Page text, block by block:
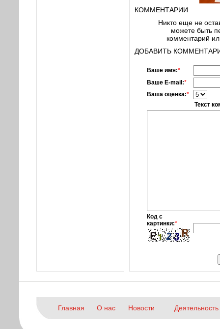
КОММЕНТАРИИ
Никто еще не
можете быть
комментарий
ДОБАВИТЬ
Ваше имя:*
Ваше E-mail:*
Ваша оценка:*
Текст
Код с
картинки:*
Главная О нас Новости Деятельность